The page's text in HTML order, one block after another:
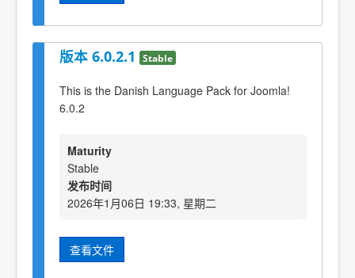
版本 6.0.2.1 Stable
This is the Danish Language Pack for Joomla!
6.0.2
Maturity
Stable
发布时间
2026年1月06日 19:33, 星期二
查看文件